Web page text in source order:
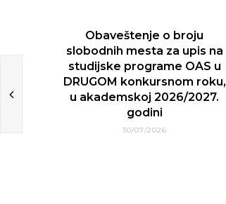
Obaveštenje o broju
slobodnih mesta za upis na
studijske programe OAS u
DRUGOM konkursnom roku,
u akademskoj 2026/2027.
godini
30/07/2026